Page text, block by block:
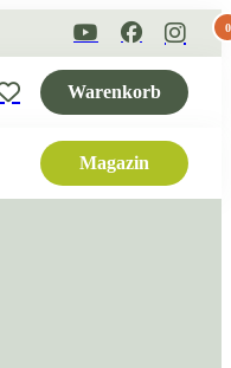
Warenkorb
0
Magazin